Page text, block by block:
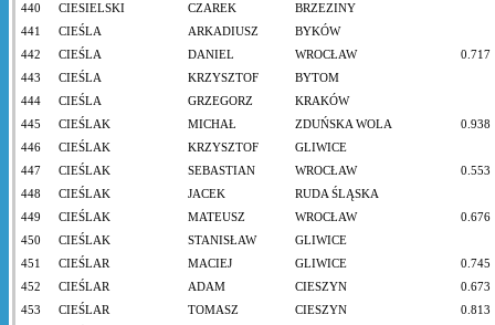
440
CIESIELSKI CZAREK
BRZEZINY
441
CIEŚLA ARKADIUSZ
BYKÓW
442
CIEŚLA DANIEL WROCŁAW
0.717
443
CIEŚLA KRZYSZTOF
BYTOM
444
CIEŚLA GRZEGORZ
KRAKÓW
445
CIEŚLAK MICHAŁ ZDUŃSKA WOLA
0.938
446
CIEŚLAK KRZYSZTOF
GLIWICE
447
CIEŚLAK SEBASTIAN WROCŁAW
0.553
448
CIEŚLAK JACEK
RUDA ŚLĄSKA
449
CIEŚLAK MATEUSZ WROCŁAW
0.676
450
CIEŚLAK STANISŁAW
GLIWICE
451
CIEŚLAR MACIEJ GLIWICE
0.745
452
CIEŚLAR ADAM CIESZYN
0.673
453
CIEŚLAR TOMASZ CIESZYN
0.813